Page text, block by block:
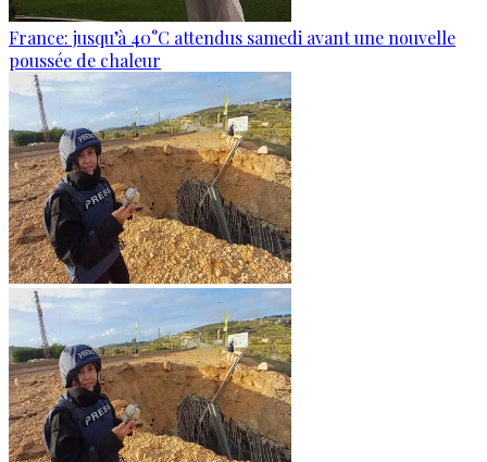
France: jusqu’à 40°C attendus samedi avant une nouvelle
poussée de chaleur